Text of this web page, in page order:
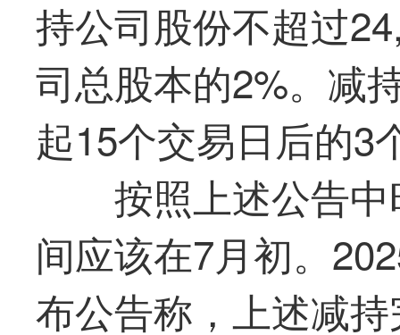
持公司股份不超过
司总股本的2%。减
起15个交易日后的3
按照上述公告
间应该在7月初。
布公告称，上述减